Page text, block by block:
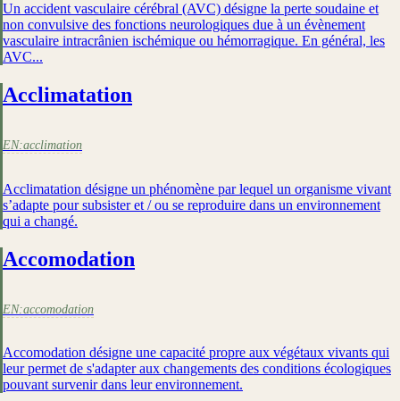
Un accident vasculaire cérébral (AVC) désigne la perte soudaine et
non convulsive des fonctions neurologiques due à un évènement
vasculaire intracrânien ischémique ou hémorragique. En général, les
AVC...
Acclimatation
EN:acclimation
Acclimatation désigne un phénomène par lequel un organisme vivant
s’adapte pour subsister et / ou se reproduire dans un environnement
qui a changé.
Accomodation
EN:accomodation
Accomodation désigne une capacité propre aux végétaux vivants qui
leur permet de s'adapter aux changements des conditions écologiques
pouvant survenir dans leur environnement.